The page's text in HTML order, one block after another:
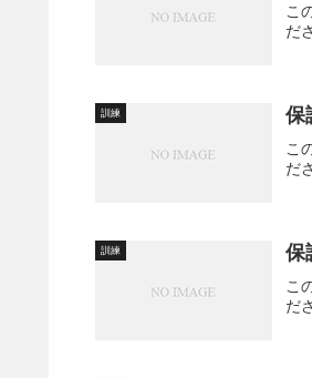
こ
だ
訓練 保
こ
だ
訓練 保
こ
だ